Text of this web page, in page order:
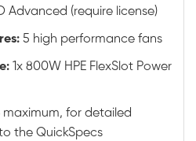
Advanced (require license)
5 high performance fans
1x 800W HPE FlexSlot Power
maximum, for detailed
the QuickSpecs